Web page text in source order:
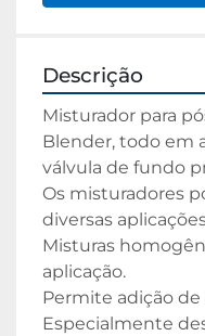
Descrição
Misturador para
Blender, todo em
válvula de fundo
Os misturadores
diversas
Misturas
aplicação.
Permite adição
Especialmente